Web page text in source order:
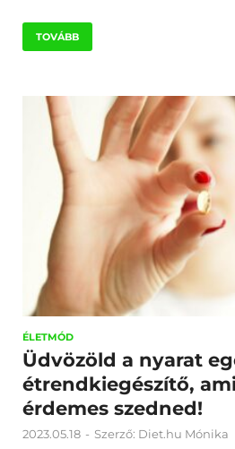
TOVÁBB
ÉLETMÓD
Üdvözöld a nyarat
étrendkiegészítő,
érdemes szedned!
2023.05.18 - Szerző: Diet.hu Mónika